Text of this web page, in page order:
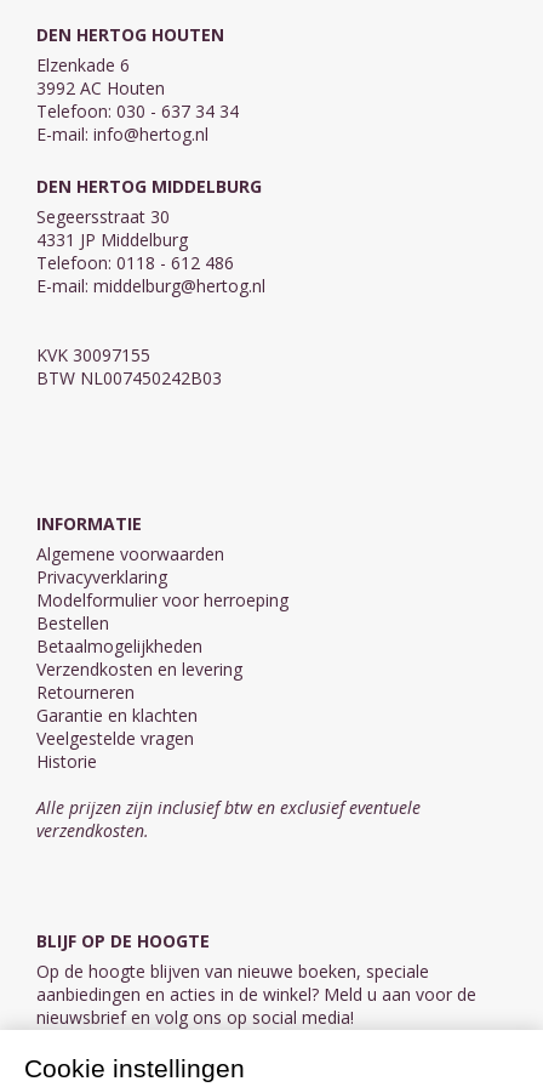
DEN HERTOG HOUTEN
Elzenkade 6
3992 AC Houten
Telefoon: 030 - 637 34 34
E-mail: info@hertog.nl
DEN HERTOG MIDDELBURG
Segeersstraat 30
4331 JP Middelburg
Telefoon: 0118 - 612 486
E-mail: middelburg@hertog.nl
KVK 30097155
BTW NL007450242B03
INFORMATIE
Algemene voorwaarden
Privacyverklaring
Modelformulier voor herroeping
Bestellen
Betaalmogelijkheden
Verzendkosten en levering
Retourneren
Garantie en klachten
Veelgestelde vragen
Historie
Alle prijzen zijn inclusief btw en exclusief eventuele
verzendkosten.
BLIJF OP DE HOOGTE
Op de hoogte blijven van nieuwe boeken, speciale
aanbiedingen en acties in de winkel? Meld u aan voor de
nieuwsbrief en volg ons op social media!
Aanmelden nieuwsbrief
Cookie instellingen